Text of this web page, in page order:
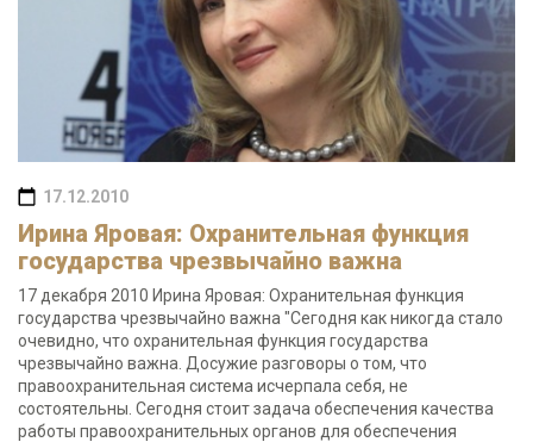
17.12.2010
Ирина Яровая: Охранительная функция
государства чрезвычайно важна
17 декабря 2010 Ирина Яровая: Охранительная функция
государства чрезвычайно важна "Сегодня как никогда стало
очевидно, что охранительная функция государства
чрезвычайно важна. Досужие разговоры о том, что
правоохранительная система исчерпала себя, не
состоятельны. Сегодня стоит задача обеспечения качества
работы правоохранительных органов для обеспечения